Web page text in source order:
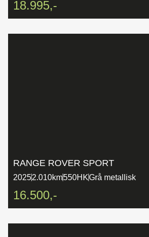
18.995,-
RANGE ROVER SPORT
20252.010km550HKGrå metallisk
16.500,-